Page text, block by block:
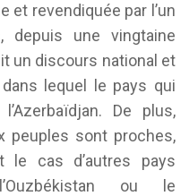
revendiquée par l’un
depuis une vingtaine
un discours national et
lequel le pays qui
De plus,
peuples sont proches,
le cas d’autres pays
ou le